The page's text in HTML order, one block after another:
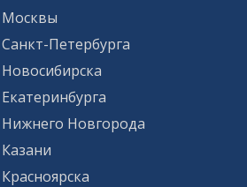
Москвы
Петербурга
Нижнего Новгорода